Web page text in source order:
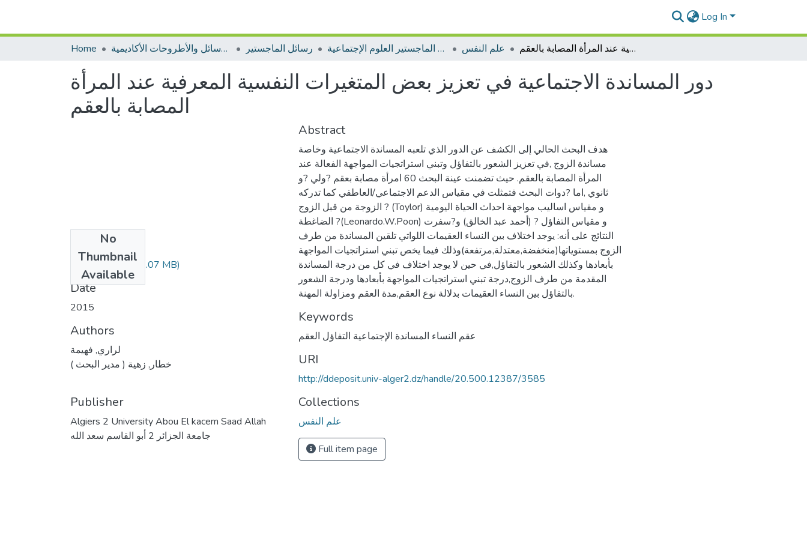
Log In
Home الرسائل والأطروحات الأكاديمية رسائل الماجستير رسائل الماجستير العلوم الإجتماعية علم النفس دور المساندة الاجتماعية في تعزيز بعض المتغيرات النفسية المعرفية عند المرأة المصابة بالعقم
دور المساندة الاجتماعية في تعزيز بعض المتغيرات النفسية المعرفية عند المرأة
المصابة بالعقم
No
Thumbnail
Available
لراري فهيمة.pdf (1.07 MB)
Date
2015
Authors
لراري, فهيمة
خطار, زهية ( مدير البحث )
Publisher
Algiers 2 University Abou El kacem Saad Allah
جامعة الجزائر 2 أبو القاسم سعد الله
Abstract
هدف البحث الحالي إلى الكشف عن الدور الذي تلعبه المساندة الاجتماعية وخاصة
مساندة الزوج ,في تعزيز الشعور بالتفاؤل وتبني استراتجيات المواجهة الفعالة عند
المرأة المصابة بالعقم. حيث تضمنت عينة البحث 60 امرأة مصابة بعقم ?ولي ?و
ثانوي ,اما ?دوات البحث فتمثلت في مقياس الدعم الاجتماعي/العاطفي كما تدركه
الزوجة من قبل الزوج ? (Toylor) و مقياس اساليب مواجهة احداث الحياة اليومية
الضاغطة ?(Leonardo.W.Poon) و مقياس التفاؤل ? (أحمد عبد الخالق) و?سفرت
النتائج على أنه: يوجد اختلاف بين النساء العقيمات اللواتي تلقين المساندة من طرف
الزوج بمستوياتها(منخفضة,معتدلة,مرتفعة)وذلك فيما يخص تبني استراتجيات المواجهة
بأبعادها وكذلك الشعور بالتفاؤل,في حين لا يوجد اختلاف في كل من درجة المساندة
المقدمة من طرف الزوج,درجة تبني استراتجيات المواجهة بأبعادها ودرجة الشعور
بالتفاؤل بين النساء العقيمات بدلالة نوع العقم,مدة العقم ومزاولة المهنة.
Keywords
عقم النساء المساندة الإجتماعية التفاؤل العقم
URI
http://ddeposit.univ-alger2.dz/handle/20.500.12387/3585
Collections
علم النفس
Full item page